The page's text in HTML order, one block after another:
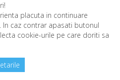
NOI
placuta in continuare
caz contrar apasati butonul
cookie-urile pe care doriti sa